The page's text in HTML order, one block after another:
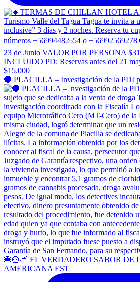
🔴 PLACILLA – Investigación de la PDI
🍔🍟🍗 EL VERDADERO SABOR DE
AMERICANA EST